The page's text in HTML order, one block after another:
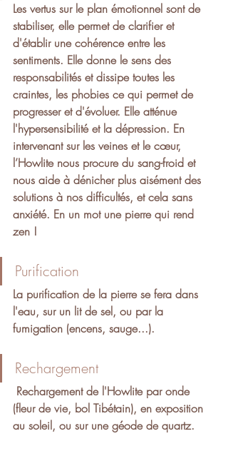
Les vertus sur le plan émotionnel sont de
stabiliser, elle permet de clarifier et
d'établir une cohérence entre les
sentiments. Elle donne le sens des
responsabilités et dissipe toutes les
craintes, les phobies ce qui permet de
progresser et d'évoluer. Elle atténue
l'hypersensibilité et la dépression. En
intervenant sur les veines et le cœur,
l’Howlite nous procure du sang-froid et
nous aide à dénicher plus aisément des
solutions à nos difficultés, et cela sans
anxiété. En un mot une pierre qui rend
zen !
Purification
La purification de la pierre se fera dans
l'eau, sur un lit de sel, ou par la
fumigation (encens, sauge...).
Rechargement
(fleur de vie, bol Tibétain), en exposition
au soleil, ou sur une géode de quartz.